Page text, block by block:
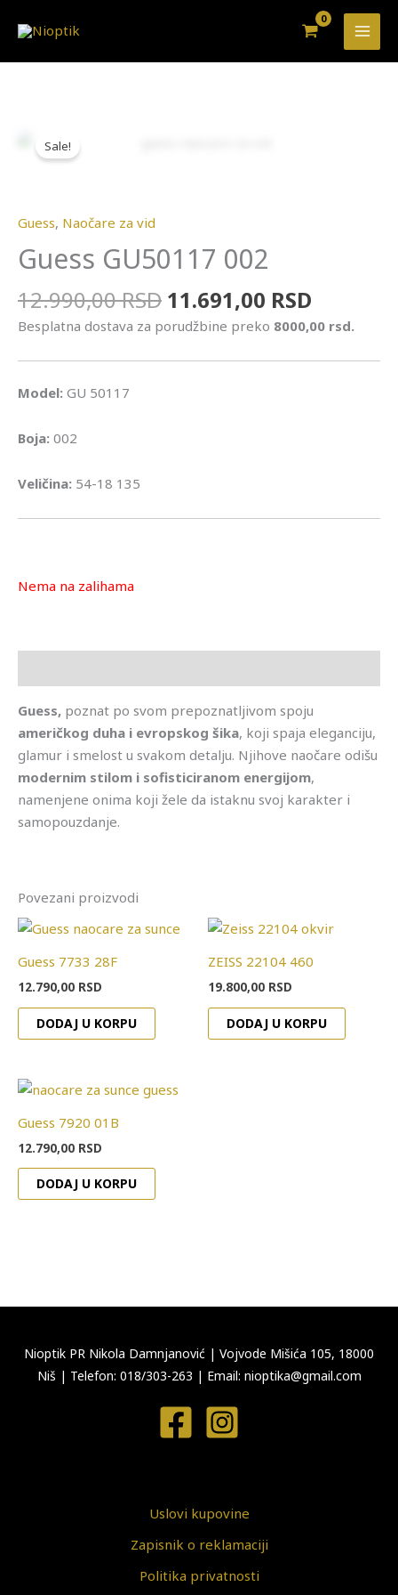
Sale!
Guess, Naočare za vid
Guess GU50117 002
12.990,00RSD 11.691,00 RSD
Besplatna dostava za porudžbine preko 8000,00 rsd.
Model: GU 50117
Boja: 002
Veličina: 54-18 135
Nema na zalihama
Guess, poznat po svom prepoznatljivom spoju
američkog duha i evropskog šika, koji spaja eleganciju,
glamur i smelost u svakom detalju. Njihove naočare odišu
modernim stilom i sofisticiranom energijom,
namenjene onima koji žele da istaknu svoj karakter i
samopouzdanje.
Povezani proizvodi
Guess 7733 28F
12.790,00 RSD
DODAJ U KORPU
ZEISS 22104 460
19.800,00 RSD
DODAJ U KORPU
Guess 7920 01B
12.790,00 RSD
DODAJ U KORPU
Nioptik PR Nikola Damnjanović | Vojvode Mišića 105, 18000
Niš | Telefon: 018/303-263 | Email: nioptika@gmail.com
Uslovi kupovine
Zapisnik o reklamaciji
Politika privatnosti